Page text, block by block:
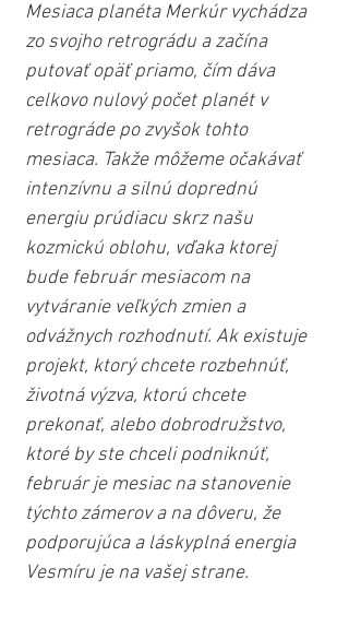
Mesiaca planéta Merkúr vychádza
zo svojho retrográdu a začína
putovať opäť priamo, čím dáva
celkovo nulový počet planét v
retrográde po zvyšok tohto
mesiaca. Takže môžeme očakávať
intenzívnu a silnú doprednú
energiu prúdiacu skrz našu
kozmickú oblohu, vďaka ktorej
bude február mesiacom na
vytváranie veľkých zmien a
odvážnych rozhodnutí. Ak existuje
projekt, ktorý chcete rozbehnúť,
životná výzva, ktorú chcete
prekonať, alebo dobrodružstvo,
ktoré by ste chceli podniknúť,
február je mesiac na stanovenie
týchto zámerov a na dôveru, že
podporujúca a láskyplná energia
Vesmíru je na vašej strane.